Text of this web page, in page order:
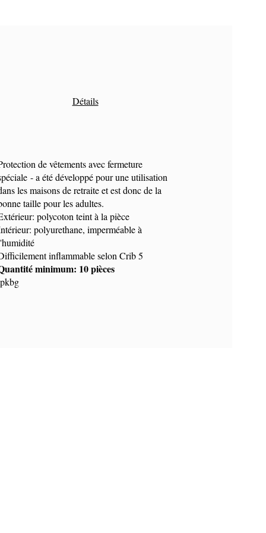
Détails
de vêtements avec fermeture
- a été développé pour une utilisation
les maisons de retraite et est donc de la
taille pour les adultes.
polycoton teint à la pièce
polyurethane, imperméable à
inflammable selon Crib 5
minimum: 10 pièces